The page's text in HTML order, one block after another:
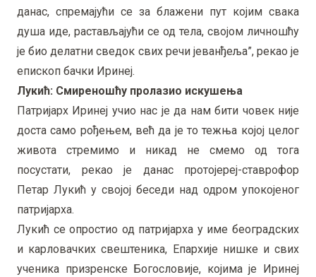
данас, спремајући се за блажени пут којим свака
душа иде, растављајући се од тела, својом личношћу
је био делатни сведок свих речи јеванђеља”, рекао је
епископ бачки Иринеј.
Лукић: Смиреношћу пролазио искушења
Патријарх Иринеј учио нас је да нам бити човек није
доста само рођењем, већ да је то тежња којој целог
живота стремимо и никад не смемо од тога
посустати, рекао је данас протојереј-ставрофор
Петар Лукић у својој беседи над одром упокојеног
патријарха.
Лукић се опростио од патријарха у име београдских
и карловачких свештеника, Епархије нишке и свих
ученика призренске Богословије, којима је Иринеј